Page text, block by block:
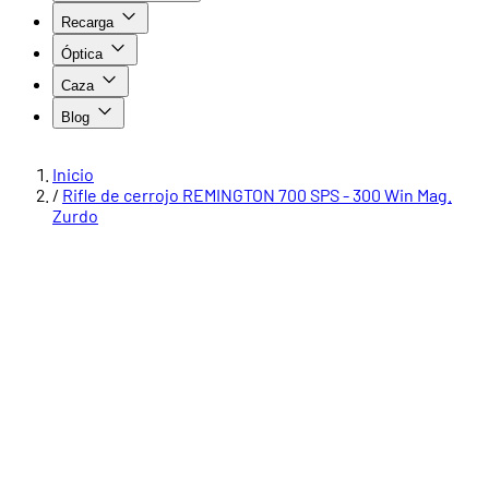
Recarga
Óptica
Caza
Blog
Inicio
/ Rifle de cerrojo REMINGTON 700 SPS - 300 Win Mag.
Zurdo